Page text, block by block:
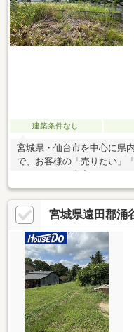
建築条件なし
宮城県・仙台市を中心に県
で、お客様の「売りたい」
宮城県遠田郡涌